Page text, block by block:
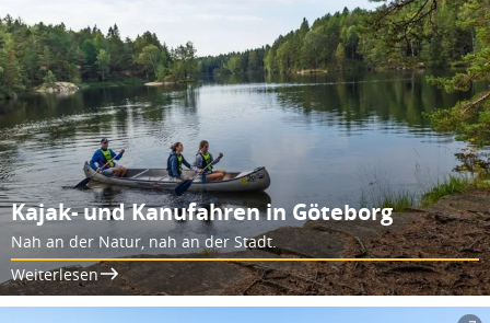
Kajak- und Kanufahren in Göteborg
Nah an der Natur, nah an der Stadt.
Weiterlesen